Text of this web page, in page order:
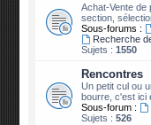
Achat-Vente de
section,
Sous-forums :
Recherche
Sujets :1550
Rencontres
Un petit cul ou
bourre, c'est ici
Sous-forum :
Sujets :526